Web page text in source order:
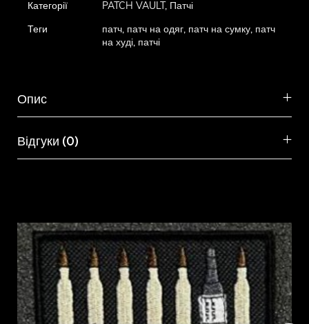
Категорії PATCH VAULT , Патчі
Теги патч, патч на одяг, патч на сумку, патч
на худі, патчі
Опис
Відгуки (0)